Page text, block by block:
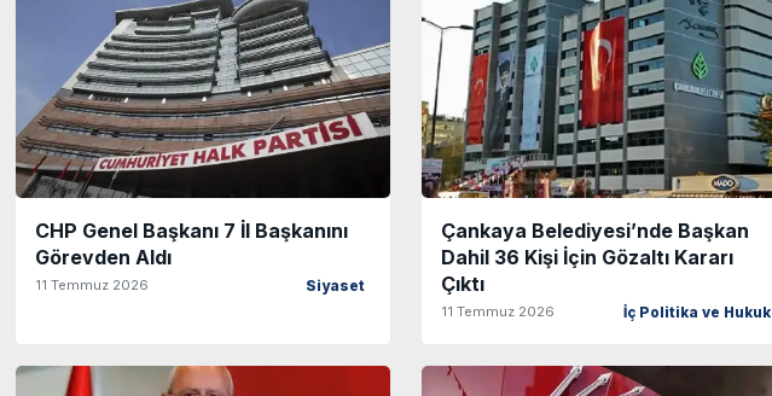
CHP Genel Başkanı 7 İl Başkanını
Görevden Aldı
11 Temmuz 2026 Siyaset
Çankaya Belediyesi’nde Başkan
Dahil 36 Kişi İçin Gözaltı Kararı
Çıktı
11 Temmuz 2026 İç Politika ve Hukuk